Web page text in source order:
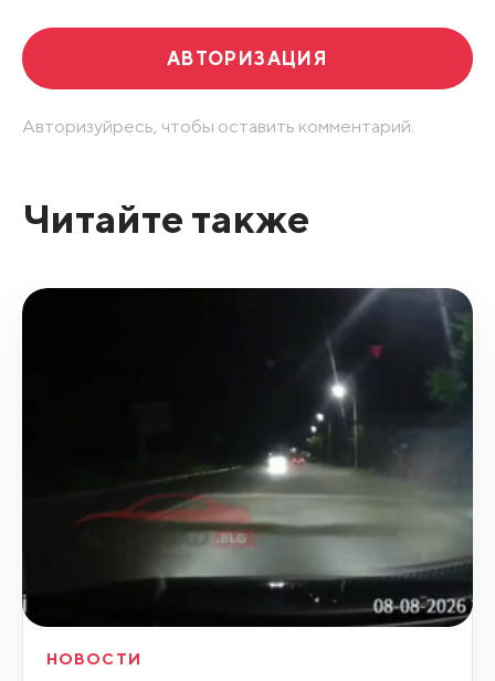
АВТОРИЗАЦИЯ
Авторизуйресь, чтобы оставить комментарий.
Читайте также
НОВОСТИ